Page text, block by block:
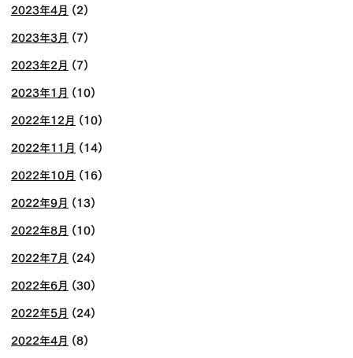
2023年4月 (2)
2023年3月 (7)
2023年2月 (7)
2023年1月 (10)
2022年12月 (10)
2022年11月 (14)
2022年10月 (16)
2022年9月 (13)
2022年8月 (10)
2022年7月 (24)
2022年6月 (30)
2022年5月 (24)
2022年4月 (8)